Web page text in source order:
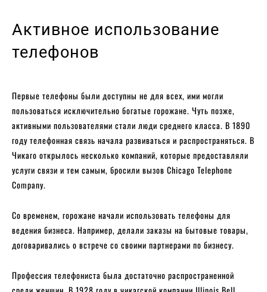
Активное использование
телефонов
Первые телефоны были доступны не для всех, ими могли
пользоваться исключительно богатые горожане. Чуть позже,
активными пользователями стали люди среднего класса. В 1890
году телефонная связь начала развиваться и распространяться. В
Чикаго открылось несколько компаний, которые предоставляли
услуги связи и тем самым, бросили вызов Chicago Telephone
Company.
Со временем, горожане начали использовать телефоны для
ведения бизнеса. Например, делали заказы на бытовые товары,
договаривались о встрече со своими партнерами по бизнесу.
Профессия телефониста была достаточно распространенной